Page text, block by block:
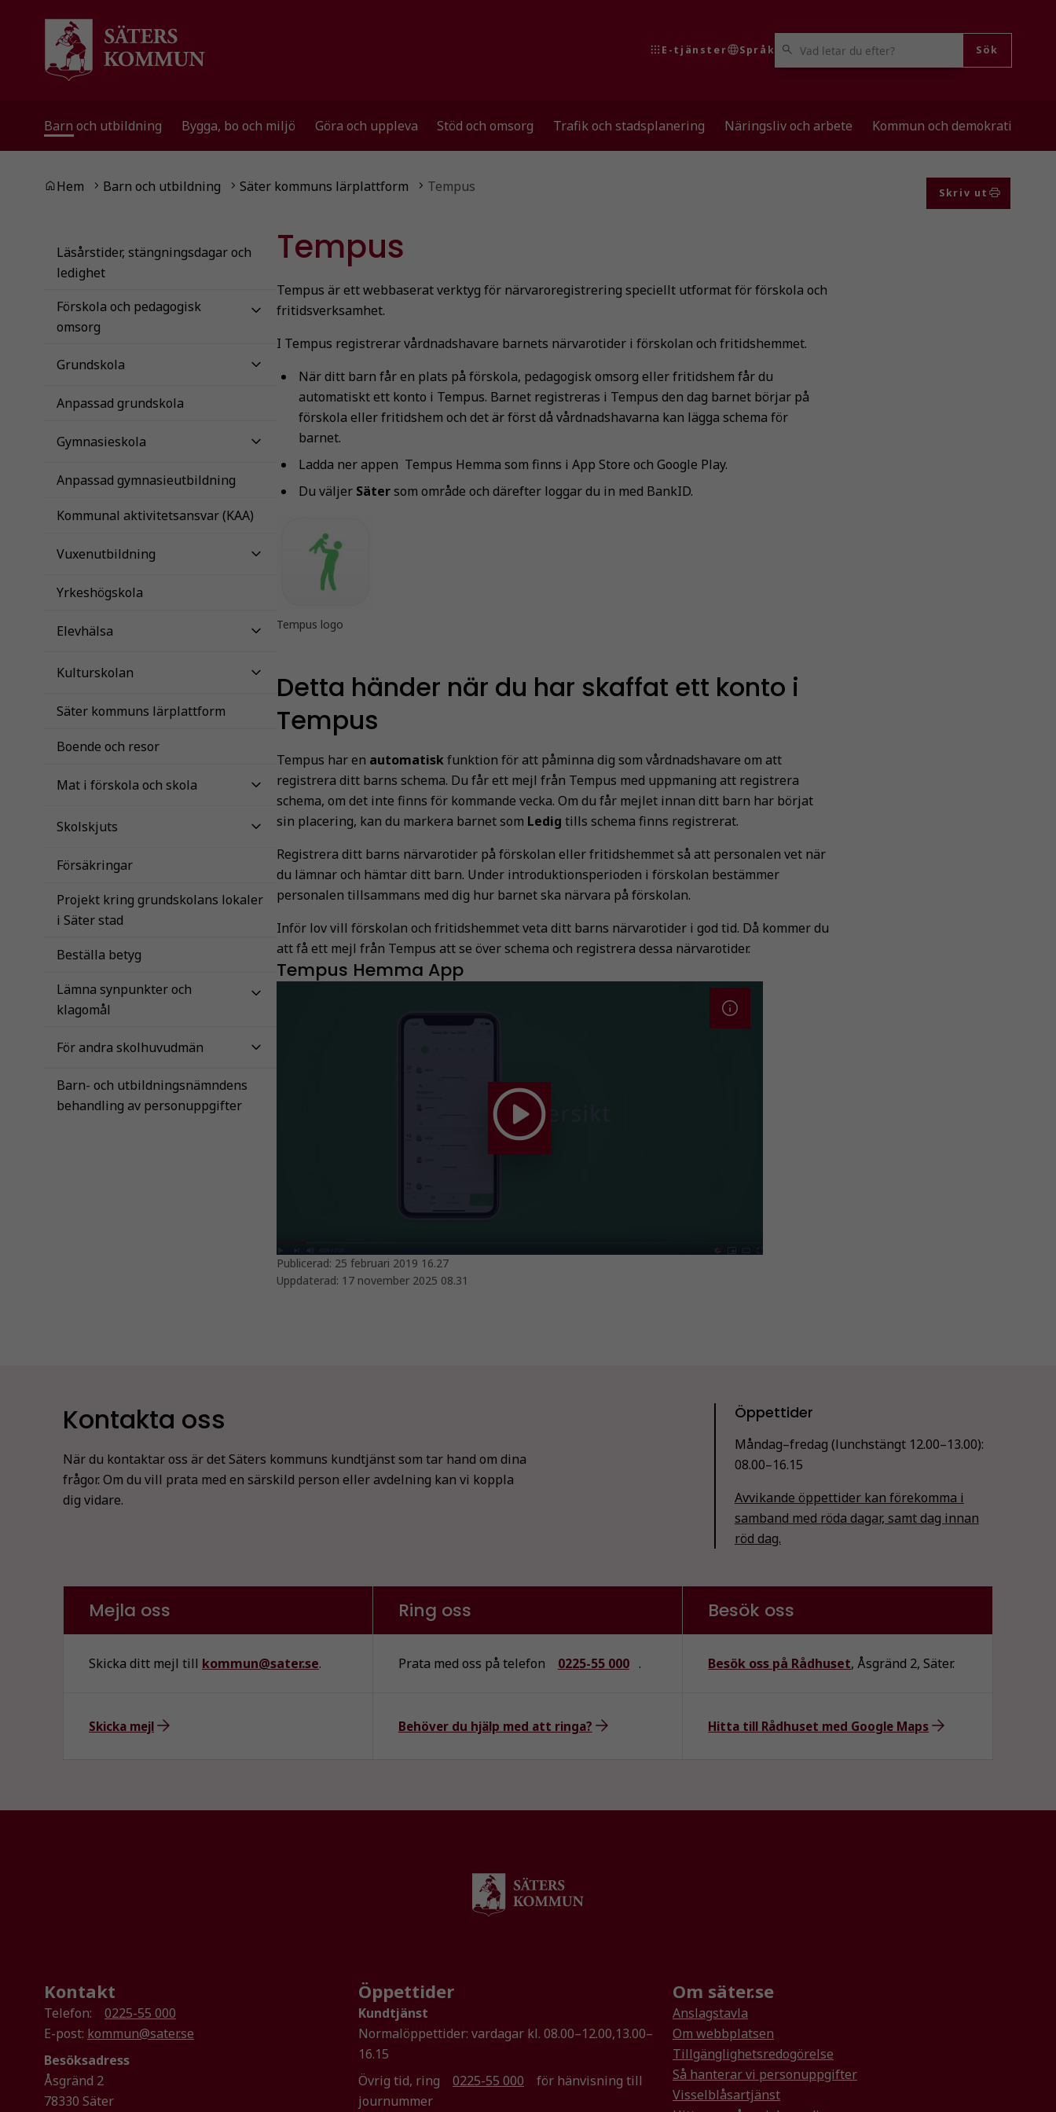
E-tjänster Språk
VAD LETAR DU EFTER?
Sök
Barn och utbildning Bygga, bo och miljö Göra och uppleva Stöd och omsorg Trafik och stadsplanering Näringsliv och arbete Kommun och demokrati
Du är här:
Hem Barn och utbildning Säter kommuns lärplattform Tempus Skriv ut
Läsårstider, stängningsdagar och
ledighet
Förskola och pedagogisk
omsorg
Grundskola
Anpassad grundskola
Gymnasieskola
Anpassad gymnasieutbildning
Kommunal aktivitetsansvar (KAA)
Vuxenutbildning
Yrkeshögskola
Elevhälsa
Kulturskolan
Säter kommuns lärplattform
Boende och resor
Mat i förskola och skola
Skolskjuts
Försäkringar
Projekt kring grundskolans lokaler
i Säter stad
Beställa betyg
Lämna synpunkter och
klagomål
För andra skolhuvudmän
Barn- och utbildningsnämndens
behandling av personuppgifter
Tempus
Tempus är ett webbaserat verktyg för närvaroregistrering speciellt utformat för förskola och
fritidsverksamhet.
I Tempus registrerar vårdnadshavare barnets närvarotider i förskolan och fritidshemmet.
När ditt barn får en plats på förskola, pedagogisk omsorg eller fritidshem får du
automatiskt ett konto i Tempus. Barnet registreras i Tempus den dag barnet börjar på
förskola eller fritidshem och det är först då vårdnadshavarna kan lägga schema för
barnet.
Ladda ner appen Tempus Hemma som finns i App Store och Google Play.
Du väljer Sätersom område och därefter loggar du in med BankID.
Tempus logo
Detta händer när du har skaffat ett konto i
Tempus
Tempus har en automatiskfunktion för att påminna dig som vårdnadshavare om att
registrera ditt barns schema. Du får ett mejl från Tempus med uppmaning att registrera
schema, om det inte finns för kommande vecka. Om du får mejlet innan ditt barn har börjat
sin placering, kan du markera barnet som Ledig tills schema finns registrerat.
Registrera ditt barns närvarotider på förskolan eller fritidshemmet så att personalen vet när
du lämnar och hämtar ditt barn. Under introduktionsperioden i förskolan bestämmer
personalen tillsammans med dig hur barnet ska närvara på förskolan.
Inför lov vill förskolan och fritidshemmet veta ditt barns närvarotider i god tid. Då kommer du
att få ett mejl från Tempus att se över schema och registrera dessa närvarotider.
Tempus Hemma App
Publicerad: 25 februari 2019 16.27
Uppdaterad: 17 november 2025 08.31
Kontakta oss
När du kontaktar oss är det Säters kommuns kundtjänst som tar hand om dina
frågor. Om du vill prata med en särskild person eller avdelning kan vi koppla
dig vidare.
Öppettider
Måndag–fredag (lunchstängt 12.00–13.00):
08.00–16.15
Avvikande öppettider kan förekomma i
samband med röda dagar, samt dag innan
röd dag.
Mejla oss
Skicka ditt mejl till kommun@sater.se.
Skicka mejl
Ring oss
Prata med oss på telefon 0225-55 000 .
Behöver du hjälp med att ringa?
Besök oss
Besök oss på Rådhuset, Åsgränd 2, Säter.
Hitta till Rådhuset med Google Maps
Kontakt
Telefon:
0225-55 000
E-post: kommun@sater.se
Besöksadress
Åsgränd 2
78330 Säter
Öppettider
Kundtjänst
Normalöppettider: vardagar kl. 08.00–12.00,13.00–
16.15
Övrig tid, ring
0225-55 000
för hänvisning till
journummer
Om säter.se
Anslagstavla
Om webbplatsen
Tillgänglighetsredogörelse
Så hanterar vi personuppgifter
Visselblåsartjänst
Nödvändiga
och
hur